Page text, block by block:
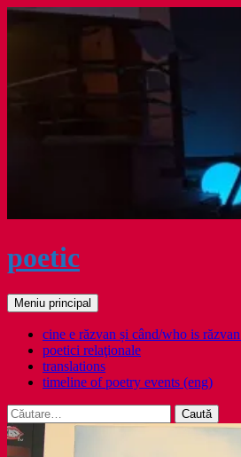
Sari
poetic
Caută
Meniu principal
cine e răzvan și când/who is
poetici relaţionale
translations
timeline of poetry events (eng)
Caută
după: